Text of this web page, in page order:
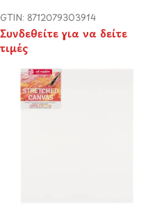
GTIN: 8712079303914
Συνδεθείτε για να δείτε
τιμές